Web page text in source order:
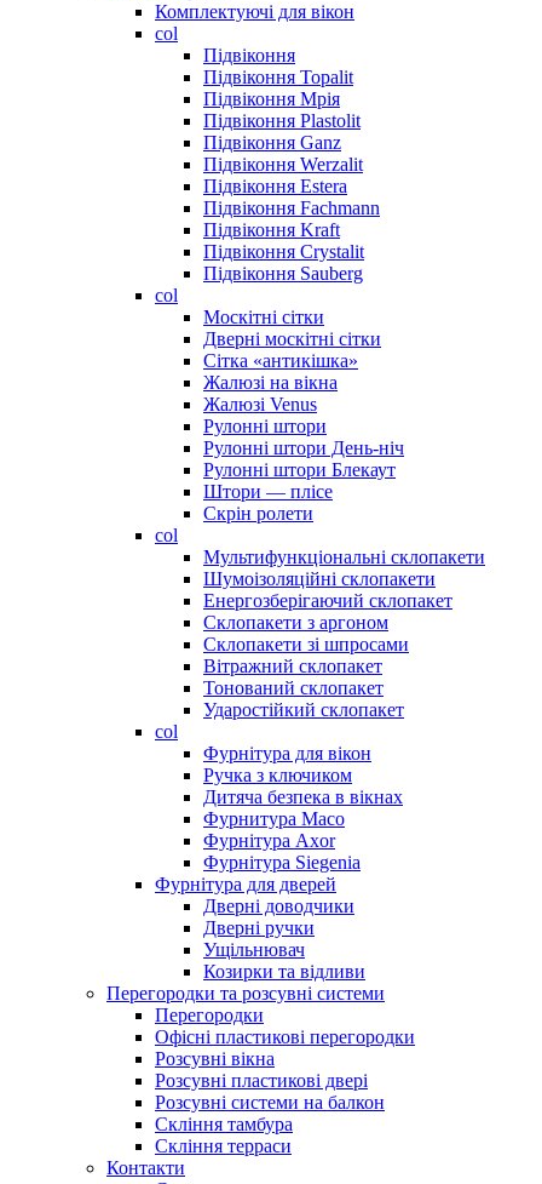
Комплектуючі для вікон
col
Підвіконня
Підвіконня Topalit
Підвіконня Мрія
Підвіконня Plastolit
Підвіконня Ganz
Підвіконня Werzalit
Підвіконня Estera
Підвіконня Fachmann
Підвіконня Kraft
Підвіконня Crystalit
Підвіконня Sauberg
col
Москітні сітки
Дверні москітні сітки
Сітка «антикішка»
Жалюзі на вікна
Жалюзі Venus
Рулонні штори
Рулонні штори День-ніч
Рулонні штори Блекаут
Штори — плісе
Скрін ролети
col
Мультифункціональні склопакети
Шумоізоляційні склопакети
Енергозберігаючий склопакет
Склопакети з аргоном
Склопакети зі шпросами
Вітражний склопакет
Тонований склопакет
Ударостійкий склопакет
col
Фурнітура для вікон
Ручка з ключиком
Дитяча безпека в вікнах
Фурнитура Maco
Фурнітура Axor
Фурнітура Siegenia
Фурнітура для дверей
Дверні доводчики
Дверні ручки
Ущільнювач
Козирки та відливи
Перегородки та розсувні системи
Перегородки
Офісні пластикові перегородки
Розсувні вікна
Розсувні пластикові двері
Розсувні системи на балкон
Скління тамбура
Скління терраси
Контакти